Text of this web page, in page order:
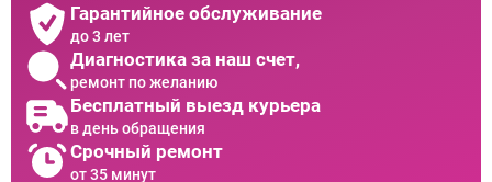
Гарантийное обслуживание
до 3 лет
Диагностика за наш счет,
ремонт по желанию
Бесплатный выезд курьера
в день обращения
Срочный ремонт
от 35 минут